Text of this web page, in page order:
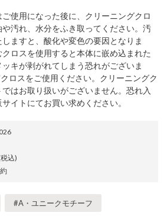
使用になった後に、クリーニングクロ
汚れ、水分をふき取ってください。汚
ますと、酸化や変色の要因となりま
ロスを使用すると本体に嵌め込まれた
キが剥がれてしまう恐れがございま
ロスをご使用ください。クリーニングク
はお取り扱いがございません。恐れ入
イトにてお買い求めください。
込)
#A・ユニークモチーフ